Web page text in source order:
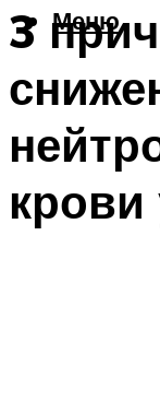
Меню
3
крови